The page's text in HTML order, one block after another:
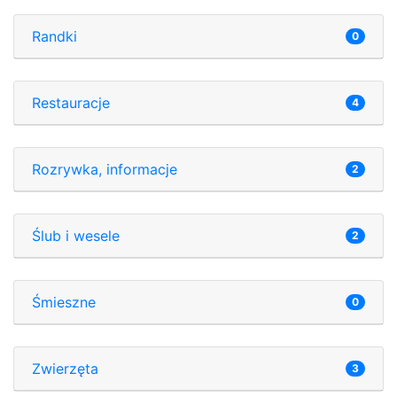
Randki 0
Restauracje 4
Rozrywka, informacje 2
Ślub i wesele 2
Śmieszne 0
Zwierzęta 3